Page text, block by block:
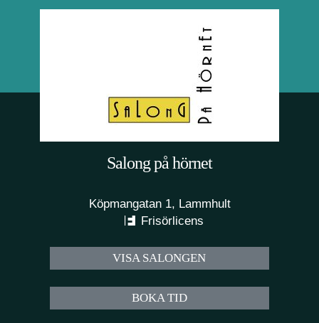
Salong på hörnet
Köpmangatan 1, Lammhult
Frisörlicens
VISA SALONGEN
BOKA TID